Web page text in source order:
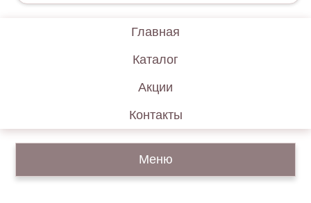
Главная
Каталог
Акции
Контакты
Меню